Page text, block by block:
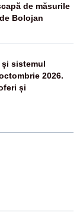
de măsurile
Bolojan
sistemul
2026.
și